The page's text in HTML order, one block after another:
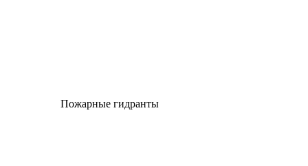
Пожарные гидранты